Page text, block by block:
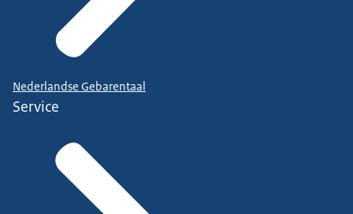
Nederlandse Gebarentaal
Service